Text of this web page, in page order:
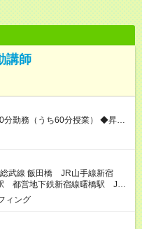
講師
勤務（うち60分授業） ◆昇給
武線 飯田橋 JR山手線新宿
都営地下鉄新宿線曙橋駅 JR
ィング